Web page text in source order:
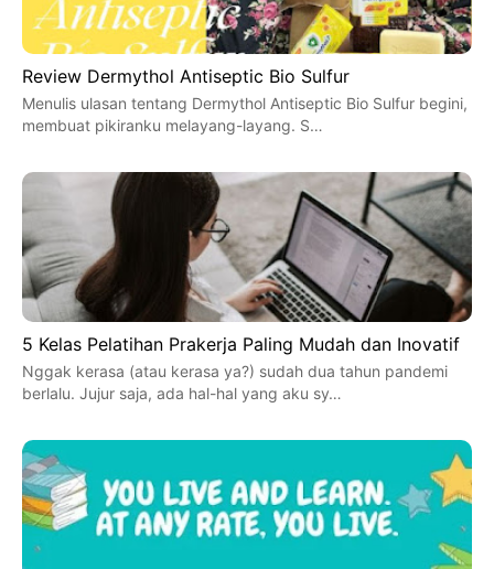
Review Dermythol Antiseptic Bio Sulfur
Menulis ulasan tentang Dermythol Antiseptic Bio Sulfur begini,
membuat pikiranku melayang-layang. S…
5 Kelas Pelatihan Prakerja Paling Mudah dan Inovatif
Nggak kerasa (atau kerasa ya?) sudah dua tahun pandemi
berlalu. Jujur saja, ada hal-hal yang aku sy…